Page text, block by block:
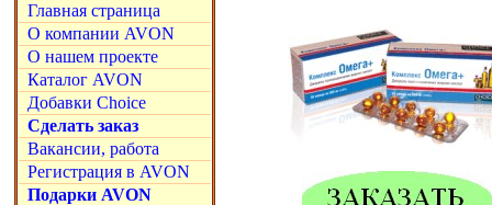
Главная страница
О компании AVON
О нашем проекте
Каталог AVON
Добавки Choice
Сделать заказ
Вакансии, работа
Регистрация в AVON
Подарки AVON